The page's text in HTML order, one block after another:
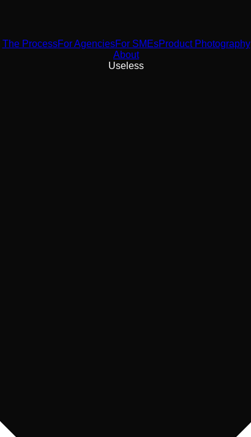
The ProcessFor AgenciesFor SMEsProduct Photography
About
Useless